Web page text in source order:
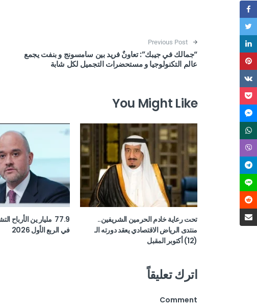
Post navigation
Previous Post
“جمالك في جيبك”: تعاونٌ فريد بين سامسونج و بنفت يجمع
عالم التكنولوجيا و مستحضرات التجميل لكل شابة
You Might Like
تحت رعاية خادم الحرمين الشريفين..
منتدى الرياض الاقتصادي يعقد دورته الـ
(12) أكتوبر المقبل
77.9 مليار ين الأرباح
في الربع الأول 2026
اترك تعليقاً
Comment